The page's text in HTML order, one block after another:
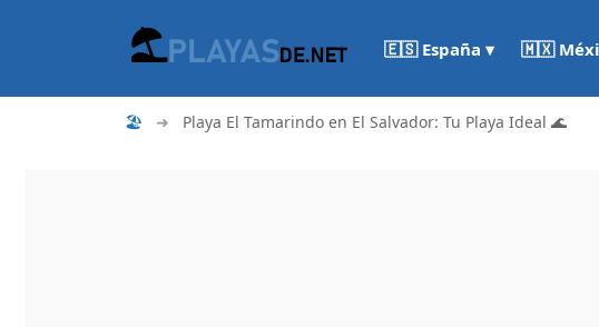
🇪🇸 España ▾ 🇲🇽
🏖 ➜ Playa El Tamarindo en El Salvador: Tu Playa Ideal 🌊